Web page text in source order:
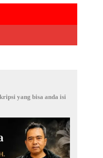
yang bisa anda isi